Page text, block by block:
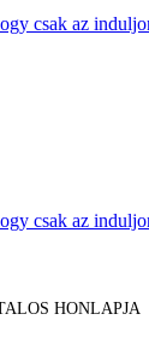
csak az
csak az
HONLAPJA